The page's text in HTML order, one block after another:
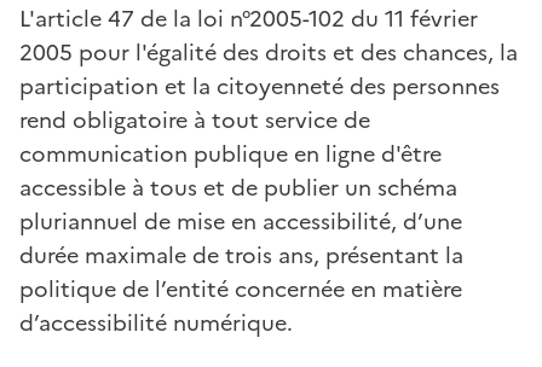
L'article 47 de la loi n°2005-102 du 11 février
2005 pour l'égalité des droits et des chances, la
participation et la citoyenneté des personnes
rend obligatoire à tout service de
communication publique en ligne d'être
accessible à tous et de publier un schéma
pluriannuel de mise en accessibilité, d’une
durée maximale de trois ans, présentant la
politique de l’entité concernée en matière
d’accessibilité numérique.